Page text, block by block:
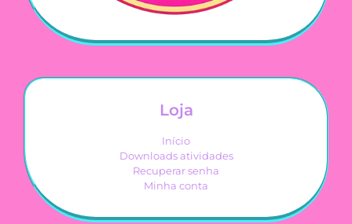
Loja
Início
Downloads atividades
Recuperar senha
Minha conta